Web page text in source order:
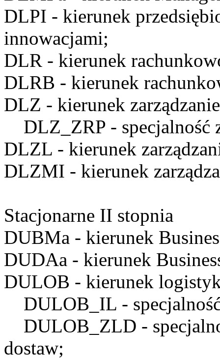
DLPI - kierunek
innowacjami;
DLR - kierunek
DLRB - kierunek
DLZ - kierunek
DLZ_ZRP - specjalność
DLZL - kierunek
DLZMI - kierunek
Stacjonarne II stopnia
DUBMa - kierunek
DUDAa - kierunek
DULOB - kierunek
DULOB_IL -
DULOB_ZLD -
dostaw;